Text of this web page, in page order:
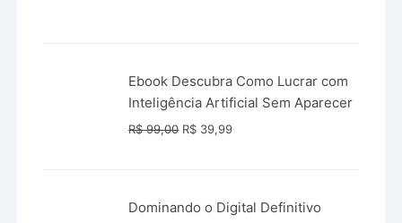
Ebook Descubra Como Lucrar com
Inteligência Artificial Sem Aparecer
R$99,00 O
R$ 99,00.
R$ 39,99O
R$ 39,99.
Dominando o Digital Definitivo